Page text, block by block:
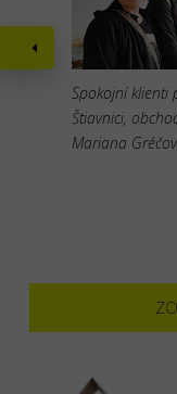
Spokojní klienti
Štiavnici,
Mariana